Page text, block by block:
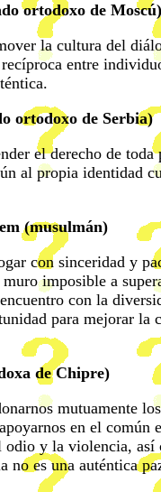
ortodoxo de Moscú)
la cultura del
entre
ortodoxo de Serbia)
el derecho de toda
al propia identidad
(musulmán)
con sinceridad y
imposible a
con la
para mejorar la
de Chipre)
mutuamente
en el común
y la violencia, así
no es una auténtica